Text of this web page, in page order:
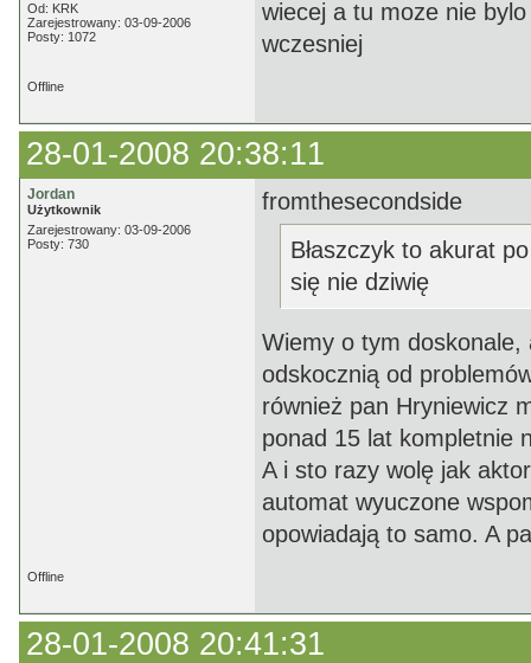
Od: KRK
Zarejestrowany: 03-09-2006
Posty: 1072
wiecej a tu moze nie
wczesniej
Offline
28-01-2008 20:38:11
Jordan
Użytkownik
Zarejestrowany: 03-09-2006
Posty: 730
fromthesecondside
Błaszczyk to akurat
się nie dziwię
Wiemy o tym doskonale,
odskocznią od
również pan Hryniewicz
ponad 15 lat kompletnie
A i sto razy wolę jak
automat wyuczone
opowiadają to samo. A
Offline
28-01-2008 20:41:31